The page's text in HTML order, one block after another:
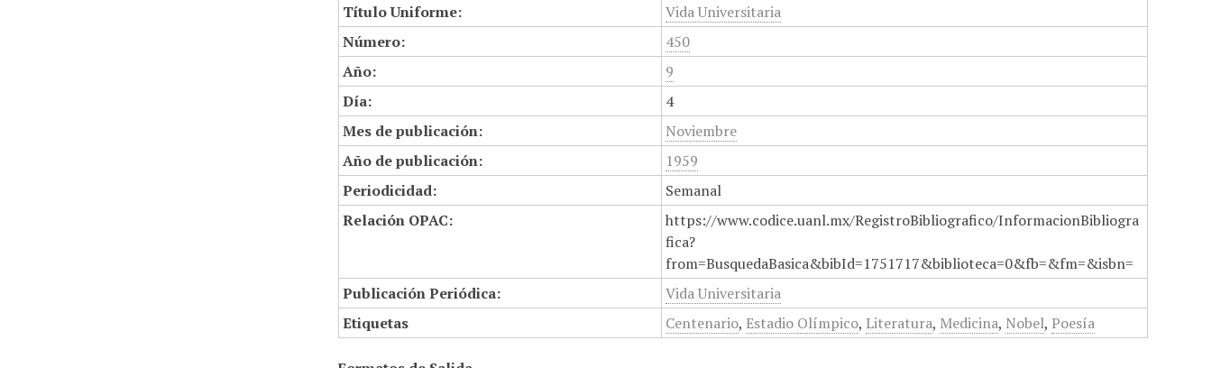
Título Uniforme:
Vida Universitaria
Número:
450
Año:
9
Día:
4
Mes de publicación:
Noviembre
Año de publicación:
1959
Periodicidad:
Semanal
Relación OPAC:
https://www.codice.uanl.mx/RegistroBibliografico/InformacionBibliogra
fica?
from=BusquedaBasica&bibId=1751717&biblioteca=0&fb=&fm=&isbn=
Publicación Periódica:
Vida Universitaria
Etiquetas
Centenario, Estadio Olímpico, Literatura, Medicina, Nobel, Poesía